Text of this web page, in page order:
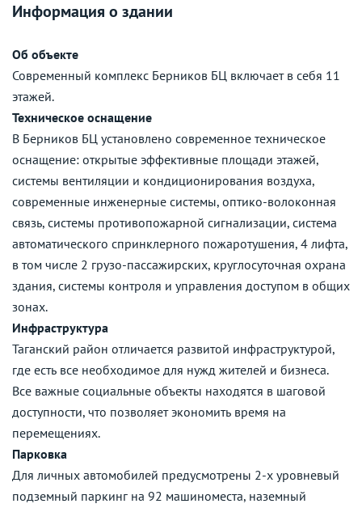
Информация о здании
Об объекте
Современный комплекс Берников БЦ включает в себя 11
этажей.
Техническое оснащение
В Берников БЦ установлено современное техническое
оснащение: открытые эффективные площади этажей,
системы вентиляции и кондиционирования воздуха,
современные инженерные системы, оптико-волоконная
связь, системы противопожарной сигнализации, система
автоматического спринклерного пожаротушения, 4 лифта,
в том числе 2 грузо-пассажирских, круглосуточная охрана
здания, системы контроля и управления доступом в общих
зонах.
Инфраструктура
Таганский район отличается развитой инфраструктурой,
где есть все необходимое для нужд жителей и бизнеса.
Все важные социальные объекты находятся в шаговой
доступности, что позволяет экономить время на
перемещениях.
Парковка
Для личных автомобилей предусмотрены 2-х уровневый
подземный паркинг на 92 машиноместа, наземный